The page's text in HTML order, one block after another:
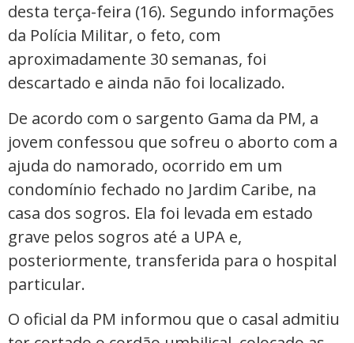
desta terça-feira (16). Segundo informações
da Polícia Militar, o feto, com
aproximadamente 30 semanas, foi
descartado e ainda não foi localizado.
De acordo com o sargento Gama da PM, a
jovem confessou que sofreu o aborto com a
ajuda do namorado, ocorrido em um
condomínio fechado no Jardim Caribe, na
casa dos sogros. Ela foi levada em estado
grave pelos sogros até a UPA e,
posteriormente, transferida para o hospital
particular.
O oficial da PM informou que o casal admitiu